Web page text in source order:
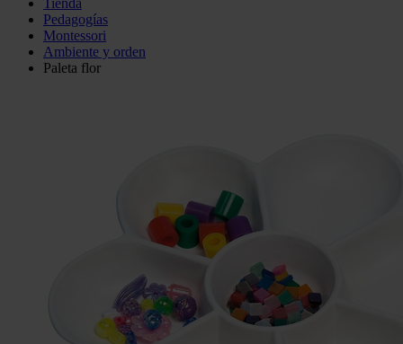
Tienda
Pedagogías
Montessori
Ambiente y orden
Paleta flor